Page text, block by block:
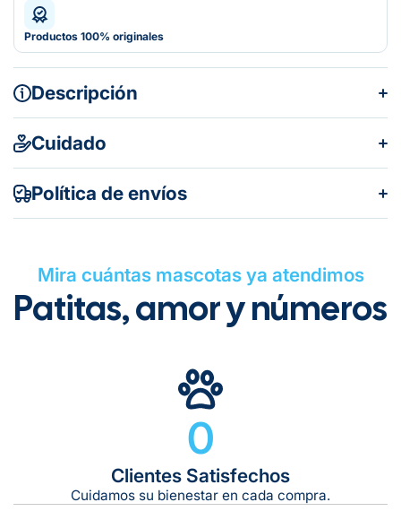
Productos 100% originales
Descripción
Cuidado
Política de envíos
Gratuito en todos los pedidos
Tiempo de entrega estimado: 5 a 7 días hábiles
Gratis en compras de $599 o más
Mira cuántas mascotas ya atendimos
Patitas, amor y números
0
Clientes Satisfechos
Cuidamos su bienestar en cada compra.